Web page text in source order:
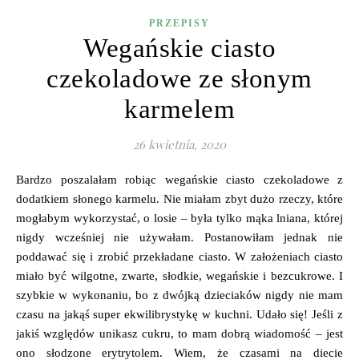
PRZEPISY
Wegańskie ciasto
czekoladowe ze słonym
karmelem
26 kwietnia, 2020
Bardzo poszalałam robiąc wegańskie ciasto czekoladowe z
dodatkiem słonego karmelu. Nie miałam zbyt dużo rzeczy, które
mogłabym wykorzystać, o losie – była tylko mąka lniana, której
nigdy wcześniej nie używałam. Postanowiłam jednak nie
poddawać się i zrobić przekładane ciasto. W założeniach ciasto
miało być wilgotne, zwarte, słodkie, wegańskie i bezcukrowe. I
szybkie w wykonaniu, bo z dwójką dzieciaków nigdy nie mam
czasu na jakąś super ekwilibrystykę w kuchni. Udało się! Jeśli z
jakiś względów unikasz cukru, to mam dobrą wiadomość – jest
ono słodzone erytrytolem. Wiem, że czasami na diecie